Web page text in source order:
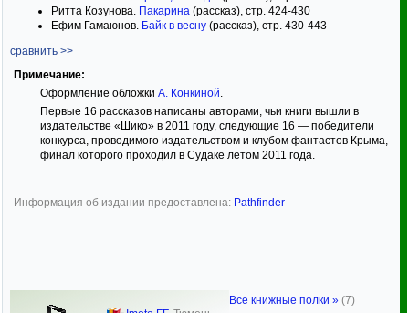
Ритта Козунова. Пакарина (рассказ), стр. 424-430
Ефим Гамаюнов. Байк в весну (рассказ), стр. 430-443
сравнить >>
Примечание:
Оформление обложки А. Конкиной.
Первые 16 рассказов написаны авторами, чьи книги вышли в
издательстве «Шико» в 2011 году, следующие 16 — победители
конкурса, проводимого издательством и клубом фантастов Крыма,
финал которого проходил в Судаке летом 2011 года.
Информация об издании предоставлена: Pathfinder
Все книжные полки » (7)